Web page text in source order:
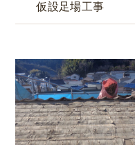
仮設足場工事